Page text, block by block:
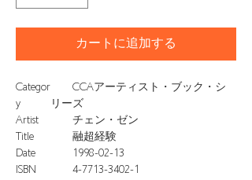
カートに追加する
Categor
y
CCAアーティスト・ブック・シ
リーズ
Artist
チェン・ゼン
Title
融超経験
Date
1998-02-13
ISBN
4-7713-3402-1